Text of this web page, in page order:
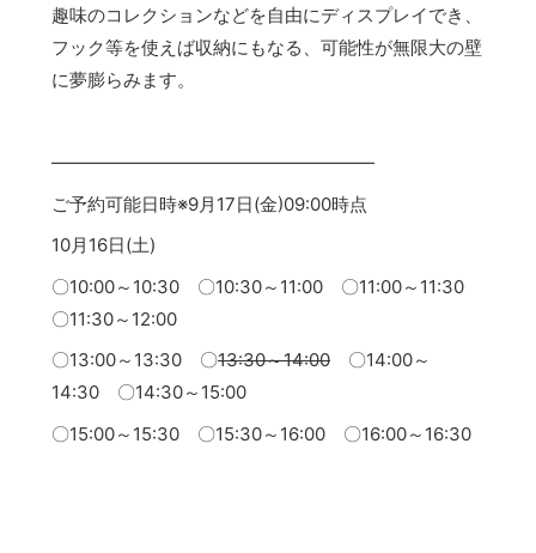
趣味のコレクションなどを自由にディスプレイでき、
フック等を使えば収納にもなる、可能性が無限大の壁
に夢膨らみます。
――――――――――――――――――
ご予約可能日時※9月17日(金)09:00時点
10月16日(土)
〇10:00～10:30 〇10:30～11:00 〇11:00～11:30
〇11:30～12:00
〇13:00～13:30 〇13:30～14:00〇14:00～
14:30 〇14:30～15:00
〇15:00～15:30 〇15:30～16:00 〇16:00～16:30